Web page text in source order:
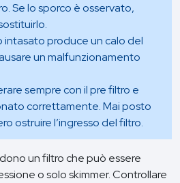
Se lo sporco è osservato,
intasato produce un calo del
un malfunzionamento
sempre con il pre filtro e
correttamente. Mai posto
ostruire l’ingresso del filtro.
un filtro che può essere
o solo skimmer. Controllare